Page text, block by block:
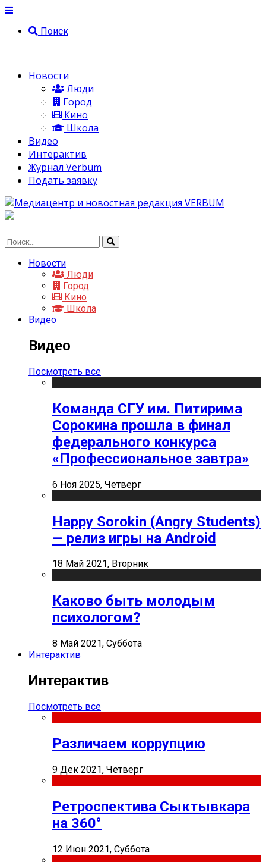
Поиск
Новости
Люди
Город
Кино
Школа
Видео
Интерактив
Журнал Verbum
Подать заявку
Новости
Люди
Город
Кино
Школа
Видео
Видео
Посмотреть все
Команда СГУ им. Питирима
Сорокина прошла в финал
федерального конкурса
«Профессиональное завтра»
6 Ноя 2025, Четверг
Happy Sorokin (Angry Students)
— релиз игры на Android
18 Май 2021, Вторник
Каково быть молодым
психологом?
8 Май 2021, Суббота
Интерактив
Интерактив
Посмотреть все
Различаем коррупцию
9 Дек 2021, Четверг
Ретроспектива Сыктывкара
на 360°
12 Июн 2021, Суббота